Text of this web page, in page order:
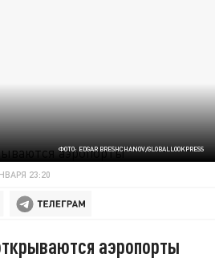
ФОТО: EDGAR BRESHCHANOV/GLOBALLOOKPRESS
23:20
аэропорты